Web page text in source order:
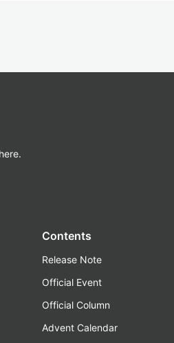
Contents
Release Note
Official Event
Official Column
Advent Calendar